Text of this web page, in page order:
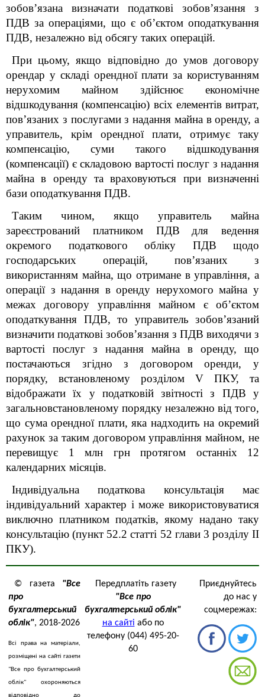
зобов’язана визначати податкові зобов’язання з
ПДВ за операціями, що є об’єктом оподаткування
ПДВ, незалежно від обсягу таких операцій.
При цьому, якщо відповідно до умов договору
орендар у складі орендної плати за користуванням
нерухомим майном здійснює економічне
відшкодування (компенсацію) всіх елементів витрат,
пов’язаних з послугами з надання майна в оренду, а
управитель, крім орендної плати, отримує таку
компенсацію, суми такого відшкодування
(компенсації) є складовою вартості послуг з надання
майна в оренду та враховуються при визначенні
бази оподаткування ПДВ.
Таким чином, якщо управитель майна
зареєстрований платником ПДВ
для ведення
окремого податкового обліку ПДВ щодо
господарських операцій, пов’язаних з
використанням майна, що отримане в управління, а
операції з надання в оренду нерухомого майна у
межах договору управління майном є об’єктом
оподаткування ПДВ, то управитель зобов’язаний
визначити податкові зобов’язання з ПДВ виходячи з
вартості послуг з надання майна в оренду, що
постачаються згідно з договором оренди, у
порядку, встановленому розділом V ПКУ, та
відображати їх у податковій звітності з ПДВ у
загальновстановленому порядку незалежно від того,
що сума орендної плати, яка надходить на окремий
рахунок за таким договором управління майном, не
перевищує 1 млн грн протягом останніх 12
календарних місяців.
Індивідуальна податкова консультація має
індивідуальний характер і може використовуватися
виключно платником податків, якому надано таку
консультацію (пункт 52.2 статті 52 глави 3 розділу ІІ
ПКУ).
© газета "Все
про
бухгалтерський
облік", 2018-2026
Всі права на матеріали,
розміщені на сайті газети
"Все про бухгалтерський
облік" охороняються
відповідно до
Передплатіть газету
"Все про
бухгалтерський облік"
на сайті або по
телефону (044) 495-20-
60
Приєднуйтесь
до нас у
соцмережах: